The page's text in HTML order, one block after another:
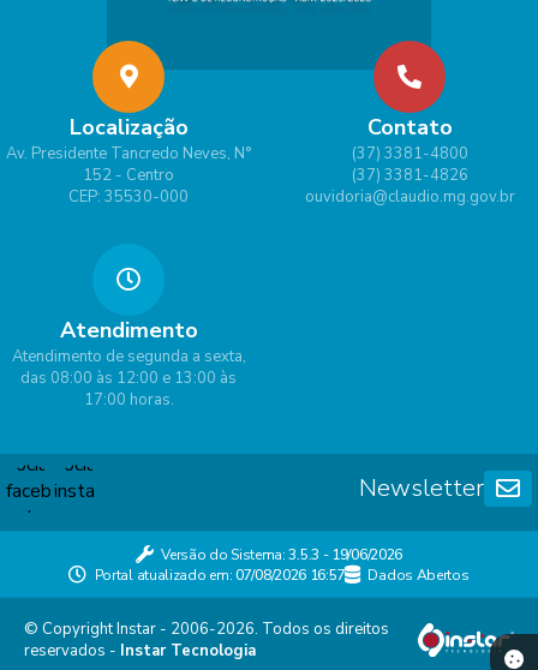
Localização
Av. Presidente Tancredo Neves, N°
152 - Centro
CEP: 35530-000
Contato
(37) 3381-4800
(37) 3381-4826
ouvidoria@claudio.mg.gov.br
Atendimento
Atendimento de segunda a sexta,
das 08:00 às 12:00 e 13:00 às
17:00 horas.
Newsletter
Versão do Sistema:3.5.3 - 19/06/2026
Portal atualizado em:07/08/2026 16:57 Dados Abertos
© Copyright Instar - 2006-2026. Todos os direitos
reservados - Instar Tecnologia